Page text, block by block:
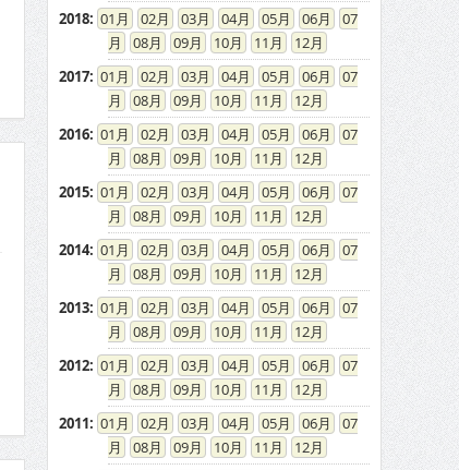
2018: 01 02 03 04 05 06
07
08
09 10 11
12
2017: 01 02 03 04 05 06
07
08
09 10 11
12
2016: 01 02 03 04 05 06
07
08
09 10 11
12
2015: 01 02 03 04 05 06
07
08
09 10 11
12
2014: 01 02 03 04 05 06
07
08
09 10 11
12
2013: 01 02 03 04 05 06
07
08
09 10 11
12
2012: 01 02 03 04 05 06
07
08
09 10 11
12
2011: 01 02 03 04 05 06
07
08
09 10 11
12